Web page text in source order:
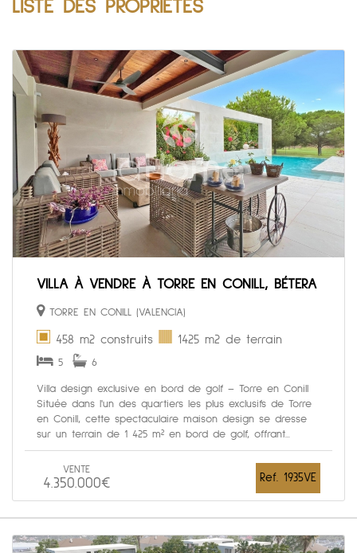
LISTE DES PROPRIÉTÉS
VILLA À VENDRE À TORRE EN CONILL, BÉTERA
TORRE EN CONILL (VALENCIA)
458 m2 construits 1425 m2 de terrain
5 6
Villa design exclusive en bord de golf – Torre en Conill
Située dans l'un des quartiers les plus exclusifs de Torre
en Conill, cette spectaculaire maison design se dresse
sur un terrain de 1 425 m² en bord de golf, offrant...
VENTE
4.350.000€ Ref. 1935VE